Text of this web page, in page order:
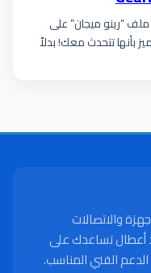
“رينو ميجان” على
بأنها تتحدث معك! بدلاً
والاتصالات
أعطال تساعدك على
الفني المناسب.